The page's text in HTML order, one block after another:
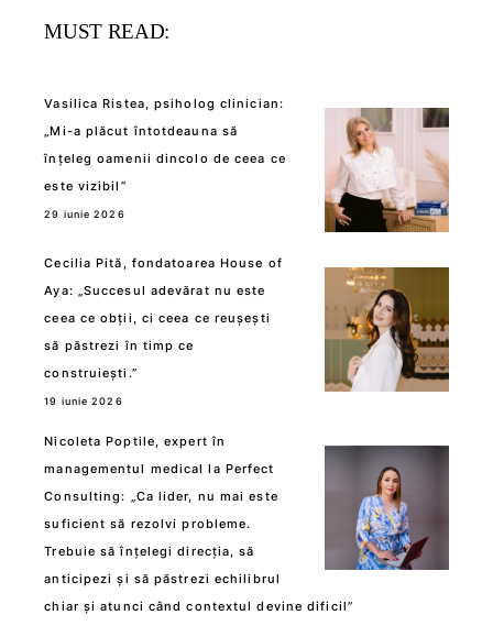
MUST READ:
Vasilica Ristea, psiholog clinician:
„Mi-a plăcut întotdeauna să
înțeleg oamenii dincolo de ceea ce
este vizibil”
29 iunie 2026
Cecilia Pită, fondatoarea House of
Aya: „Succesul adevărat nu este
ceea ce obții, ci ceea ce reușești
să păstrezi în timp ce
construiești.”
19 iunie 2026
Nicoleta Poptile, expert în
managementul medical la Perfect
Consulting: „Ca lider, nu mai este
suficient să rezolvi probleme.
Trebuie să înțelegi direcția, să
anticipezi și să păstrezi echilibrul
chiar și atunci când contextul devine dificil”